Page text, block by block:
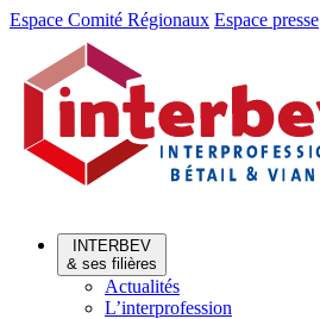
Aller
Aller
contenu
Espace Comité Régionaux Espace presse
INTERBEV
& ses filières
Actualités
L’interprofession